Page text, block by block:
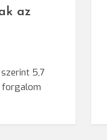
az
5,7
forgalom